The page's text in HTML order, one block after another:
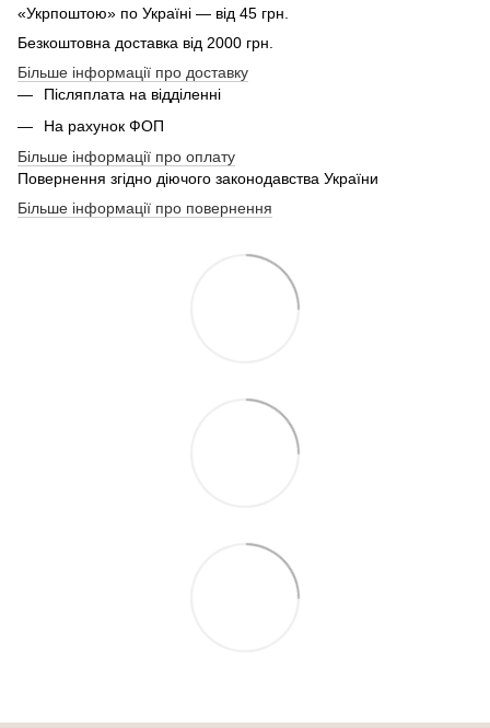
«Укрпоштою» по Україні — від 45 грн.
Безкоштовна доставка від 2000 грн.
Більше інформації про доставку
Післяплата на відділенні
На рахунок ФОП
Більше інформації про оплату
Повернення згідно діючого законодавства України
Більше інформації про повернення